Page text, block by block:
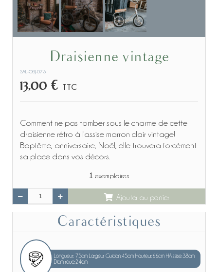
Draisienne vintage
SAL-OBJ-073
13,00 € TTC
Comment ne pas tomber sous le charme de cette
draisienne rétro à l'assise marron clair vintage!
Baptême, anniversaire, Noël, elle trouvera forcément
sa place dans vos décors.
1 exemplaires
Ajouter au panier
Caractéristiques
Longueur: 75cm Largeur Guidon:45cm Hauteur:66cm HAssise:38cm
Diam roue:24cm